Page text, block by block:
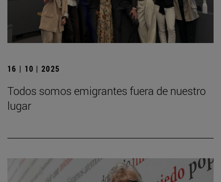
16 | 10 | 2025
Todos somos emigrantes fuera de nuestro
lugar